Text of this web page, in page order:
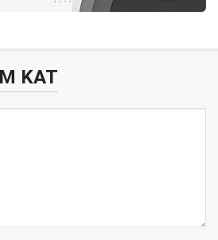
KAT